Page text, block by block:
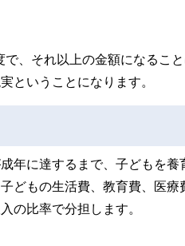
、それ以上の金額になるこ
ということになります。
年に達するまで、子どもを
どもの生活費、教育費、医
の比率で分担します。